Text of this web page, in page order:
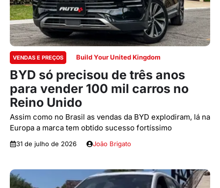
VENDAS E PREÇOS Build Your United Kingdom
BYD só precisou de três anos
para vender 100 mil carros no
Reino Unido
Assim como no Brasil as vendas da BYD explodiram, lá na
Europa a marca tem obtido sucesso fortíssimo
31 de julho de 2026 João Brigato